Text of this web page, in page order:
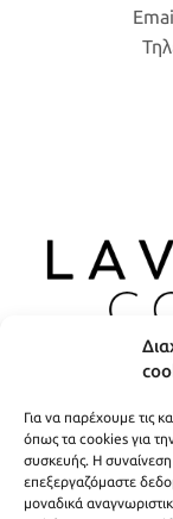
Για να παρέχουμε τις
όπως τα cookies για
συσκευής. Η συναίνεση
επεξεργαζόμαστε
μοναδικά